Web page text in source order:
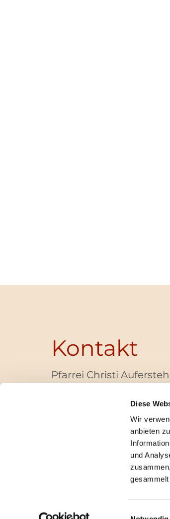
Diese
Wir
anbieten
und
gesammelt
Kontakt
Pfarrei Christi
Bayernallee 28
+49 (0)30 / 30 00 03 -40
pfarrbuero@christi-
IBAN DE62 3706 0193 6006